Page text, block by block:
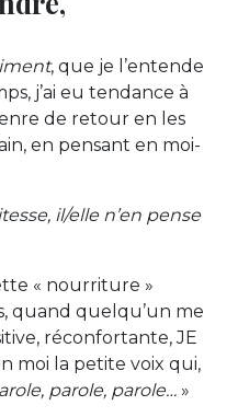
, que je l’entende
j’ai eu tendance à
de retour en les
en pensant en moi-
il/elle n’en pense
« nourriture »
quand quelqu’un me
réconfortante, JE
moi la petite voix qui,
parole, parole… »